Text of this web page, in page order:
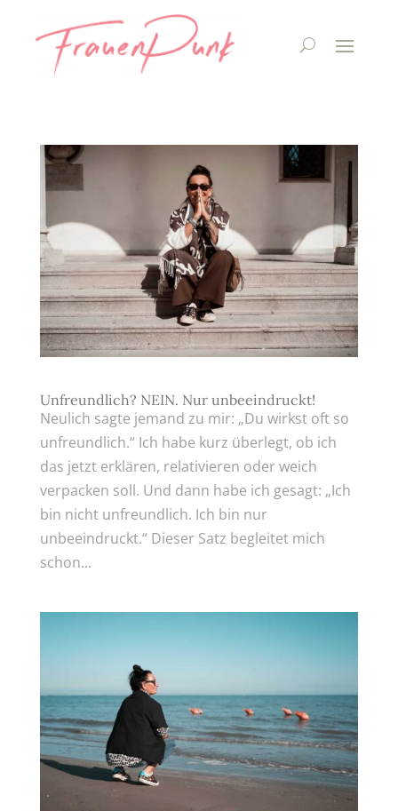
Unfreundlich? NEIN. Nur unbeeindruckt!
Neulich sagte jemand zu mir: „Du wirkst oft so
unfreundlich.“ Ich habe kurz überlegt, ob ich
das jetzt erklären, relativieren oder weich
verpacken soll. Und dann habe ich gesagt: „Ich
bin nicht unfreundlich. Ich bin nur
unbeeindruckt.“ Dieser Satz begleitet mich
schon...